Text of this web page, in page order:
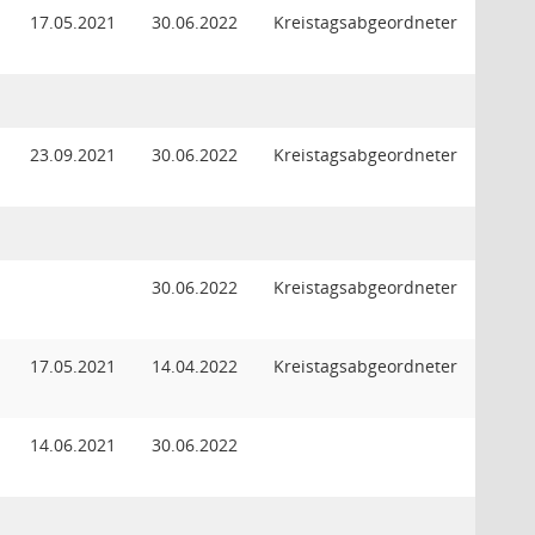
17.05.2021 30.06.2022 Kreistagsabgeordneter
23.09.2021 30.06.2022 Kreistagsabgeordneter
30.06.2022 Kreistagsabgeordneter
17.05.2021 14.04.2022 Kreistagsabgeordneter
14.06.2021 30.06.2022